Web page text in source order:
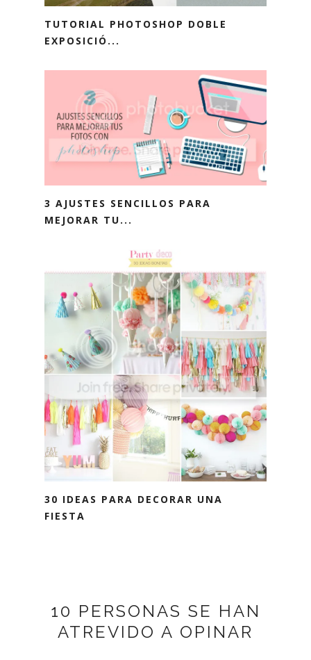
TUTORIAL PHOTOSHOP DOBLE
EXPOSICIÓ...
3 AJUSTES SENCILLOS PARA
MEJORAR TU...
30 IDEAS PARA DECORAR UNA
FIESTA
10 PERSONAS SE HAN
ATREVIDO A OPINAR